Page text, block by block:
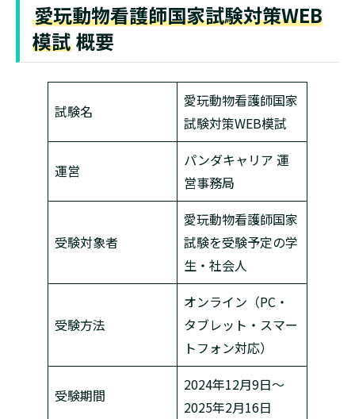
愛玩動物看護師国家試験対策WEB
模試 概要
試験名
愛玩動物看護師国家
試験対策WEB模試
運営
パンダキャリア 運
営事務局
受験対象者
愛玩動物看護師国家
試験を受験予定の学
生・社会人
受験方法
オンライン（PC・
タブレット・スマー
トフォン対応）
受験期間
2024年12月9日～
2025年2月16日